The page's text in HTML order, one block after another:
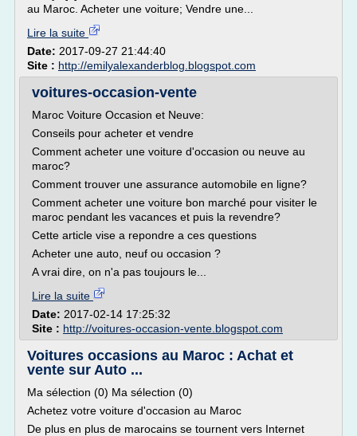
au Maroc. Acheter une voiture; Vendre une...
Lire la suite
Date: 2017-09-27 21:44:40
Site : http://emilyalexanderblog.blogspot.com
voitures-occasion-vente
Maroc Voiture Occasion et Neuve:
Conseils pour acheter et vendre
Comment acheter une voiture d'occasion ou neuve au
maroc?
Comment trouver une assurance automobile en ligne?
Comment acheter une voiture bon marché pour visiter le
maroc pendant les vacances et puis la revendre?
Cette article vise a repondre a ces questions
Acheter une auto, neuf ou occasion ?
A vrai dire, on n'a pas toujours le...
Lire la suite
Date: 2017-02-14 17:25:32
Site : http://voitures-occasion-vente.blogspot.com
Voitures occasions au Maroc : Achat et
vente sur Auto ...
Ma sélection (0) Ma sélection (0)
Achetez votre voiture d'occasion au Maroc
De plus en plus de marocains se tournent vers Internet